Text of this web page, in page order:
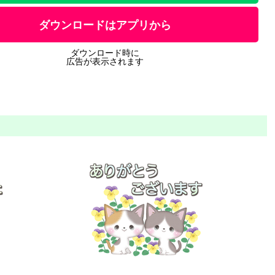
ダウンロードはアプリから
ダウンロード時に
広告が表示されます